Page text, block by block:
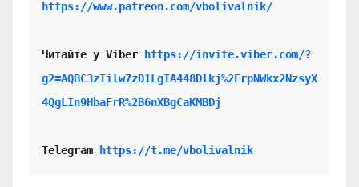
https://www.patreon.com/vbolivalnik/
Читайте у Viber
https://invite.viber.com/?
g2=AQBC3zIilw7zD1LgIA448Dlkj%2FrpNWkx2NzsyX
4QgLIn9HbaFrR%2B6nXBgCaKMBDj
Telegram https://t.me/vbolivalnik